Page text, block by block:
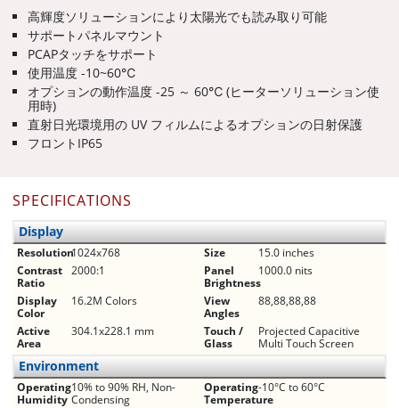
高輝度ソリューションにより太陽光でも読み取り可能
サポートパネルマウント
PCAPタッチをサポート
使用温度 -10~60℃
オプションの動作温度 -25 ～ 60℃ (ヒーターソリューション使
用時)
直射日光環境用の UV フィルムによるオプションの日射保護
フロントIP65
SPECIFICATIONS
Display
Resolution1024x768 Size
15.0 inches
Contrast
Ratio
2000:1
Panel
Brightness
1000.0 nits
Display
Color
16.2M Colors
View
Angles
88,88,88,88
Active
Area
304.1x228.1 mm
Touch /
Glass
Projected Capacitive
Multi Touch Screen
Environment
Operating
Humidity
10% to 90% RH, Non-
Condensing
Operating
Temperature
-10°C to 60°C